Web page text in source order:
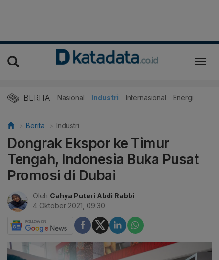
BERITA Nasional Industri Internasional Energi
Berita Industri
Dongrak Ekspor ke Timur
Tengah, Indonesia Buka Pusat
Promosi di Dubai
Oleh Cahya Puteri Abdi Rabbi
4 Oktober 2021, 09:30